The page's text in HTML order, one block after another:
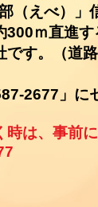
部（えべ）」
300ｍ直進
す。
（道
2677」に
は、事前に